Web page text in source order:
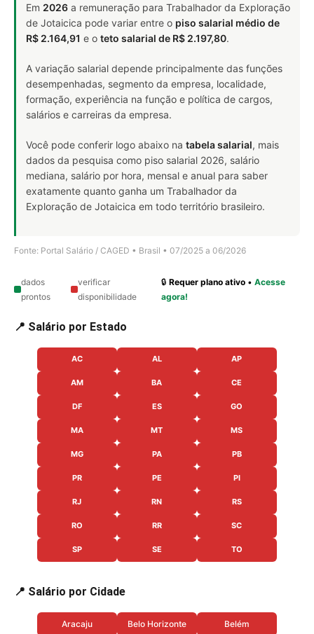
Em 2026 a remuneração para Trabalhador da Exploração
de Jotaicica pode variar entre o piso salarial médio de
R$ 2.164,91 e o teto salarial de R$ 2.197,80.
A variação salarial depende principalmente das funções
desempenhadas, segmento da empresa, localidade,
formação, experiência na função e política de cargos,
salários e carreiras da empresa.
Você pode conferir logo abaixo na tabela salarial, mais
dados da pesquisa como piso salarial 2026, salário
mediana, salário por hora, mensal e anual para saber
exatamente quanto ganha um Trabalhador da
Exploração de Jotaicica em todo território brasileiro.
Fonte: Portal Salário / CAGED • Brasil • 07/2025 a 06/2026
dados
prontos
verificar
disponibilidade
🔒Requer plano ativo •Acesse
agora!
📍 Salário por Estado
AC AL AP
AM BA CE
DF ES GO
MA MT MS
MG PA PB
PR PE PI
RJ RN RS
RO RR SC
SP SE TO
📍 Salário por Cidade
Aracaju Belo Horizonte Belém